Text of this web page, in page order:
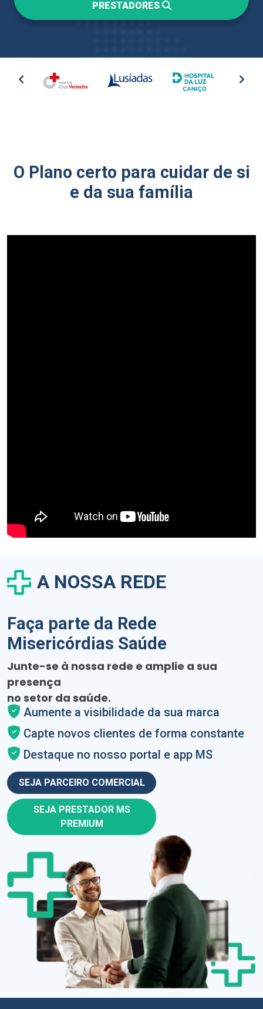
PRESTADORES
O Plano certo para cuidar de si
e da sua família
A NOSSA REDE
Faça parte da Rede
Misericórdias Saúde
Junte-se à nossa rede e amplie a sua
presença
no setor da saúde.
Aumente a visibilidade da sua marca
Capte novos clientes de forma constante
Destaque no nosso portal e app MS
SEJA PARCEIRO COMERCIAL
SEJA PRESTADOR MS
PREMIUM